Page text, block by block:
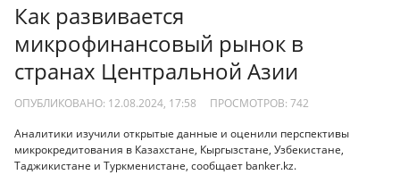
Как развивается
микрофинансовый рынок в
странах Центральной Азии
ОПУБЛИКОВАНО: 12.08.2024, 17:58 ПРОСМОТРОВ: 742
Аналитики изучили открытые данные и оценили перспективы
микрокредитования в Казахстане, Кыргызстане, Узбекистане,
Таджикистане и Туркменистане, сообщает banker.kz.